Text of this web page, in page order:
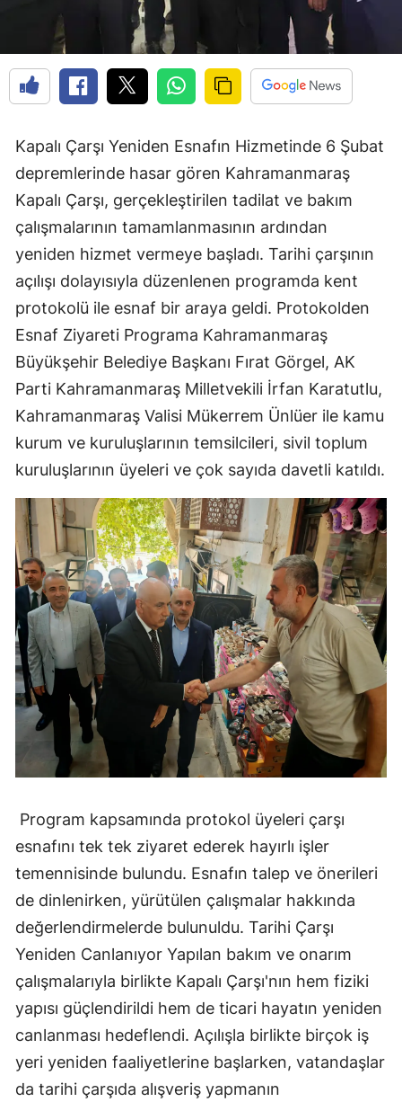
Kapalı Çarşı Yeniden Esnafın Hizmetinde 6 Şubat
depremlerinde hasar gören Kahramanmaraş
Kapalı Çarşı, gerçekleştirilen tadilat ve bakım
çalışmalarının tamamlanmasının ardından
yeniden hizmet vermeye başladı. Tarihi çarşının
açılışı dolayısıyla düzenlenen programda kent
protokolü ile esnaf bir araya geldi. Protokolden
Esnaf Ziyareti Programa Kahramanmaraş
Büyükşehir Belediye Başkanı Fırat Görgel, AK
Parti Kahramanmaraş Milletvekili İrfan Karatutlu,
Kahramanmaraş Valisi Mükerrem Ünlüer ile kamu
kurum ve kuruluşlarının temsilcileri, sivil toplum
kuruluşlarının üyeleri ve çok sayıda davetli katıldı.
Program kapsamında protokol üyeleri çarşı
esnafını tek tek ziyaret ederek hayırlı işler
temennisinde bulundu. Esnafın talep ve önerileri
de dinlenirken, yürütülen çalışmalar hakkında
değerlendirmelerde bulunuldu. Tarihi Çarşı
Yeniden Canlanıyor Yapılan bakım ve onarım
çalışmalarıyla birlikte Kapalı Çarşı'nın hem fiziki
yapısı güçlendirildi hem de ticari hayatın yeniden
canlanması hedeflendi. Açılışla birlikte birçok iş
yeri yeniden faaliyetlerine başlarken, vatandaşlar
da tarihi çarşıda alışveriş yapmanın